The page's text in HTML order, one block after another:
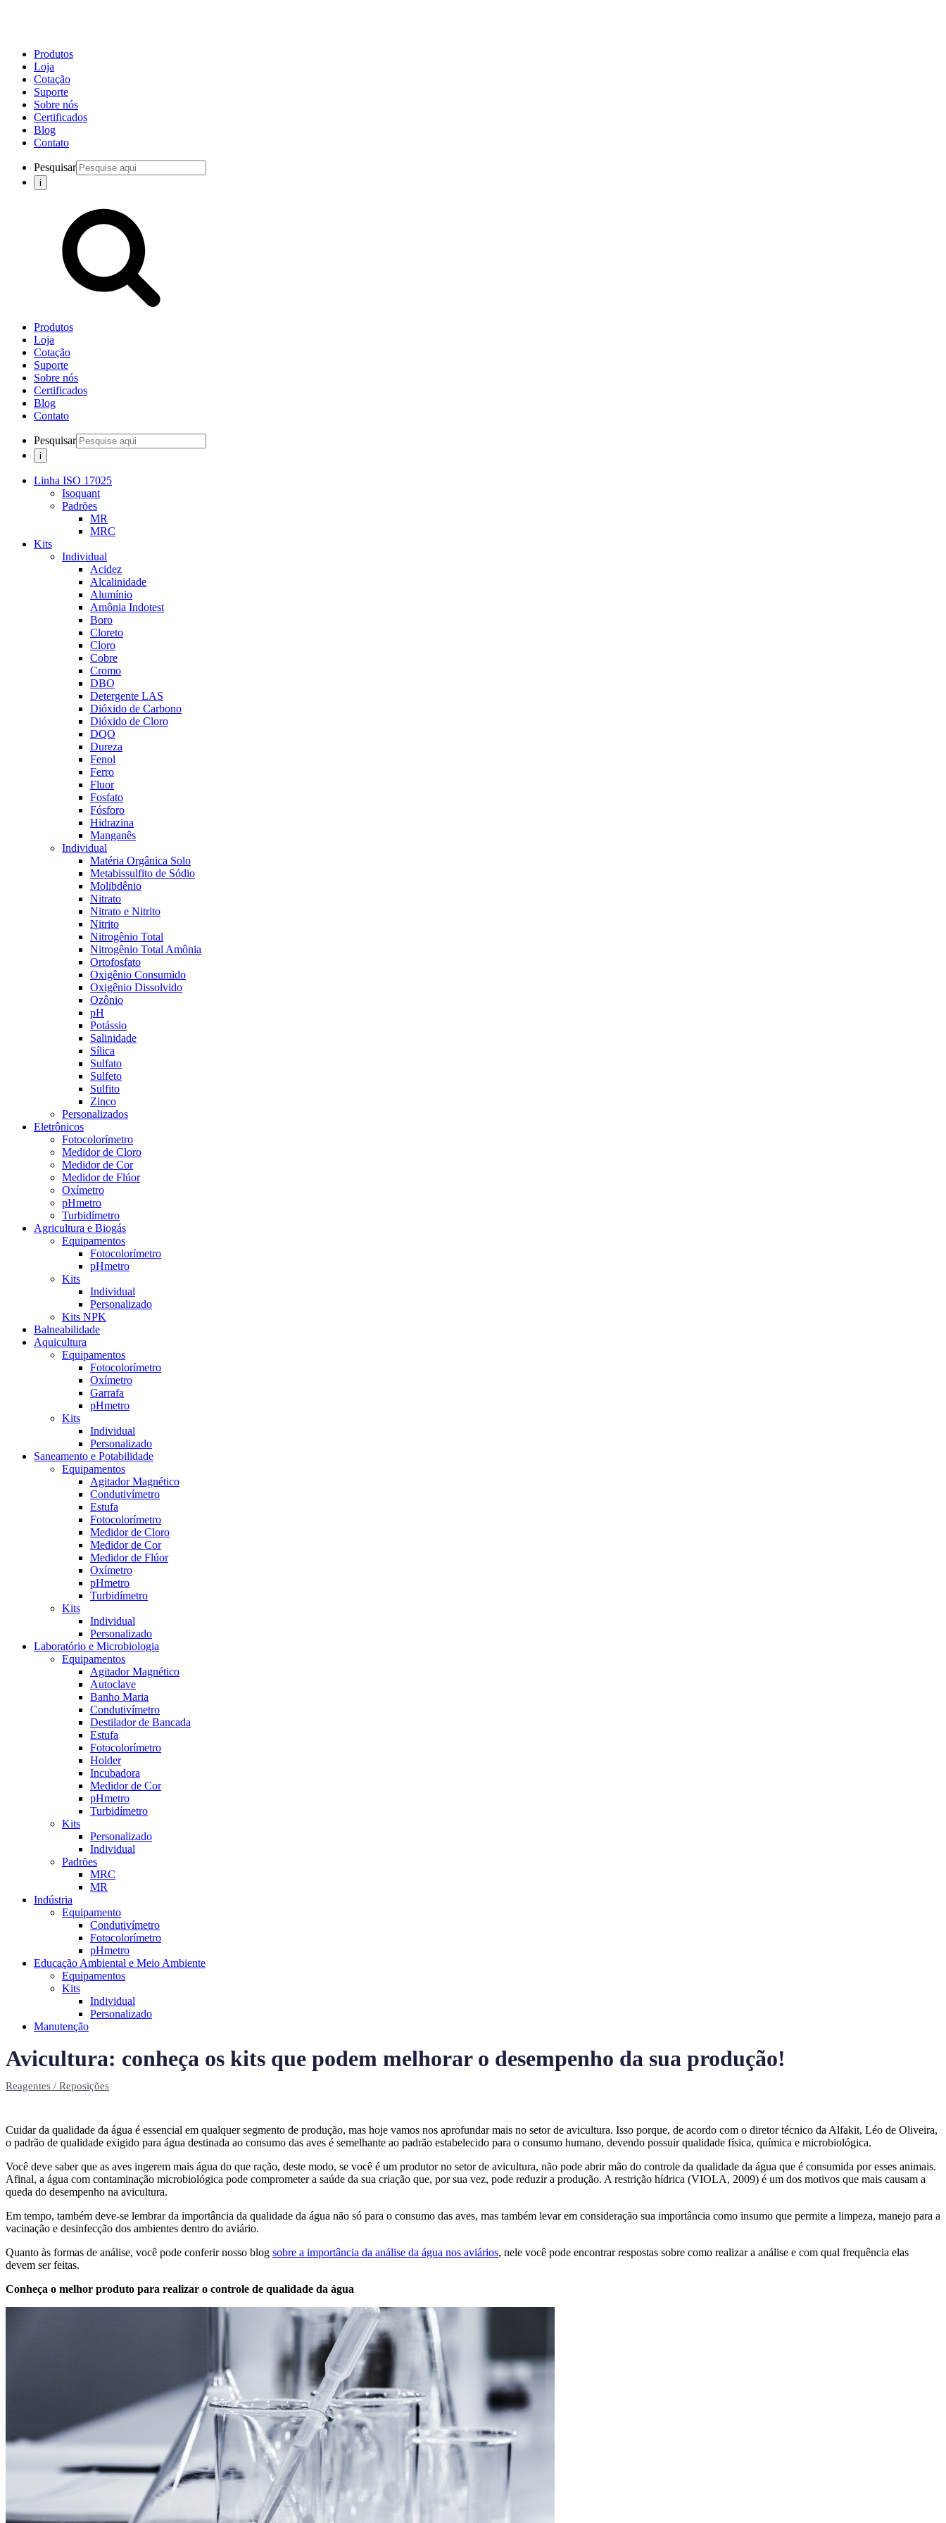
Produtos
Loja
Cotação
Suporte
Sobre nós
Certificados
Blog
Contato
Pesquisar
Produtos
Loja
Cotação
Suporte
Sobre nós
Certificados
Blog
Contato
Pesquisar
Linha ISO 17025
Isoquant
Padrões
MR
MRC
Kits
Individual
Acidez
Alcalinidade
Alumínio
Amônia Indotest
Boro
Cloreto
Cloro
Cobre
Cromo
DBO
Detergente LAS
Dióxido de Carbono
Dióxido de Cloro
DQO
Dureza
Fenol
Ferro
Fluor
Fosfato
Fósforo
Hidrazina
Manganês
Individual
Matéria Orgânica Solo
Metabissulfito de Sódio
Molibdênio
Nitrato
Nitrato e Nitrito
Nitrito
Nitrogênio Total
Nitrogênio Total Amônia
Ortofosfato
Oxigênio Consumido
Oxigênio Dissolvido
Ozônio
pH
Potássio
Salinidade
Sílica
Sulfato
Sulfeto
Sulfito
Zinco
Personalizados
Eletrônicos
Fotocolorímetro
Medidor de Cloro
Medidor de Cor
Medidor de Flúor
Oxímetro
pHmetro
Turbidímetro
Agricultura e Biogás
Equipamentos
Fotocolorímetro
pHmetro
Kits
Individual
Personalizado
Kits NPK
Balneabilidade
Aquicultura
Equipamentos
Fotocolorímetro
Oxímetro
Garrafa
pHmetro
Kits
Individual
Personalizado
Saneamento e Potabilidade
Equipamentos
Agitador Magnético
Condutivímetro
Estufa
Fotocolorímetro
Medidor de Cloro
Medidor de Cor
Medidor de Flúor
Oxímetro
pHmetro
Turbidímetro
Kits
Individual
Personalizado
Laboratório e Microbiologia
Equipamentos
Agitador Magnético
Autoclave
Banho Maria
Condutivímetro
Destilador de Bancada
Estufa
Fotocolorímetro
Holder
Incubadora
Medidor de Cor
pHmetro
Turbidímetro
Kits
Personalizado
Individual
Padrões
MRC
MR
Indústria
Equipamento
Condutivímetro
Fotocolorímetro
pHmetro
Educação Ambiental e Meio Ambiente
Equipamentos
Kits
Individual
Personalizado
Manutenção
Avicultura: conheça os kits que podem melhorar o desempenho da sua produção!
Reagentes / Reposições
Cuidar da qualidade da água é essencial em qualquer segmento de produção, mas hoje vamos nos aprofundar mais no setor de avicultura. Isso porque, de acordo com o diretor técnico da Alfakit, Léo de Oliveira,
o padrão de qualidade exigido para água destinada ao consumo das aves é semelhante ao padrão estabelecido para o consumo humano, devendo possuir qualidade física, química e microbiológica.
Você deve saber que as aves ingerem mais água do que ração, deste modo, se você é um produtor no setor de avicultura, não pode abrir mão do controle da qualidade da água que é consumida por esses animais.
Afinal, a água com contaminação microbiológica pode comprometer a saúde da sua criação que, por sua vez, pode reduzir a produção. A restrição hídrica (VIOLA, 2009) é um dos motivos que mais causam a
queda do desempenho na avicultura.
Em tempo, também deve-se lembrar da importância da qualidade da água não só para o consumo das aves, mas também levar em consideração sua importância como insumo que permite a limpeza, manejo para a
vacinação e desinfecção dos ambientes dentro do aviário.
Quanto às formas de análise, você pode conferir nosso blog sobre a importância da análise da água nos aviários, nele você pode encontrar respostas sobre como realizar a análise e com qual frequência elas
devem ser feitas.
Conheça o melhor produto para realizar o controle de qualidade da água